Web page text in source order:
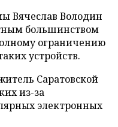
Вячеслав Володин
большинством
ограничению
устройств.
Саратовской
из-за
электронных